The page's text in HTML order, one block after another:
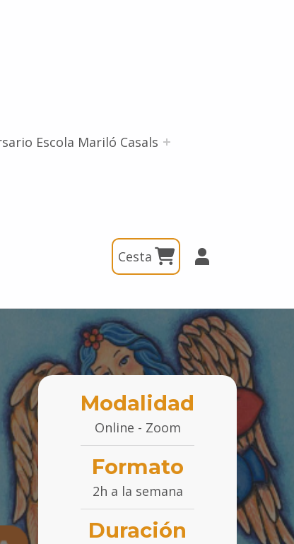
Escola Mariló Casals
Cesta
Modalidad
Online - Zoom
Formato
2h a la semana
Duración